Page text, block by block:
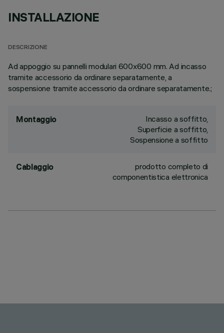
INSTALLAZIONE
DESCRIZIONE
Ad appoggio su pannelli modulari 600x600 mm. Ad incasso
tramite accessorio da ordinare separatamente, a
sospensione tramite accessorio da ordinare separatamente.;
Montaggio
Incasso a soffitto,
Superficie a soffitto,
Sospensione a soffitto
Cablaggio
prodotto completo di
componentistica elettronica